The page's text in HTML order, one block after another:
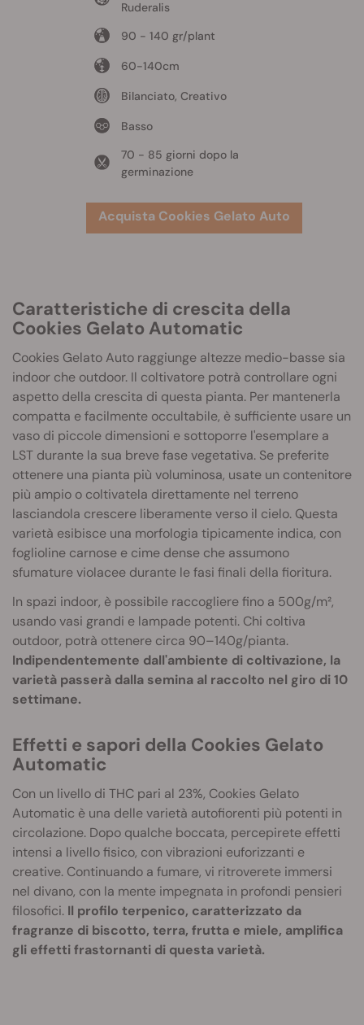
Ruderalis
90 - 140 gr/plant
60-140cm
Bilanciato, Creativo
Basso
70 - 85 giorni dopo la
germinazione
Acquista Cookies Gelato Auto
Caratteristiche di crescita della
Cookies Gelato Automatic
Cookies Gelato Auto raggiunge altezze medio-basse sia
indoor che outdoor. Il coltivatore potrà controllare ogni
aspetto della crescita di questa pianta. Per mantenerla
compatta e facilmente occultabile, è sufficiente usare un
vaso di piccole dimensioni e sottoporre l'esemplare a
LST durante la sua breve fase vegetativa. Se preferite
ottenere una pianta più voluminosa, usate un contenitore
più ampio o coltivatela direttamente nel terreno
lasciandola crescere liberamente verso il cielo. Questa
varietà esibisce una morfologia tipicamente indica, con
foglioline carnose e cime dense che assumono
sfumature violacee durante le fasi finali della fioritura.
In spazi indoor, è possibile raccogliere fino a 500g/m²,
usando vasi grandi e lampade potenti. Chi coltiva
outdoor, potrà ottenere circa 90–140g/pianta.
Indipendentemente dall'ambiente di coltivazione, la
varietà passerà dalla semina al raccolto nel giro di 10
settimane.
Effetti e sapori della Cookies Gelato
Automatic
Con un livello di THC pari al 23%, Cookies Gelato
Automatic è una delle varietà autofiorenti più potenti in
circolazione. Dopo qualche boccata, percepirete effetti
intensi a livello fisico, con vibrazioni euforizzanti e
creative. Continuando a fumare, vi ritroverete immersi
nel divano, con la mente impegnata in profondi pensieri
filosofici. Il profilo terpenico, caratterizzato da
fragranze di biscotto, terra, frutta e miele, amplifica
gli effetti frastornanti di questa varietà.